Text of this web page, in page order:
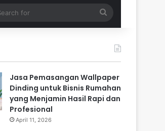
for
Jasa Pemasangan Wallpaper
Dinding untuk Bisnis Rumahan
yang Menjamin Hasil Rapi dan
Profesional
April 11, 2026